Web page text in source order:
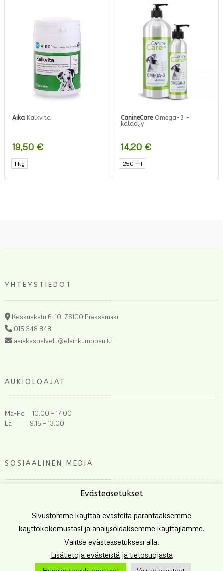
Aika Kalkvita
19,50 €
1 kg
CanineCareOmega-3 -
kalaöljy
14,20 €
250 ml
YHTEYSTIEDOT
Keskuskatu 6-10, 76100 Pieksämäki
015 348 848
asiakaspalvelu@elainkumppanit.fi
AUKIOLOAJAT
Ma-Pe 10.00 – 17.00
La 9.15 – 13.00
SOSIAALINEN MEDIA
Evästeasetukset
Sivustomme käyttää evästeitä parantaaksemme
käyttökokemustasi ja analysoidaksemme käyttäjiämme.
Valitse evästeasetuksesi alla.
Lisätietoja evästeistä ja tietosuojasta